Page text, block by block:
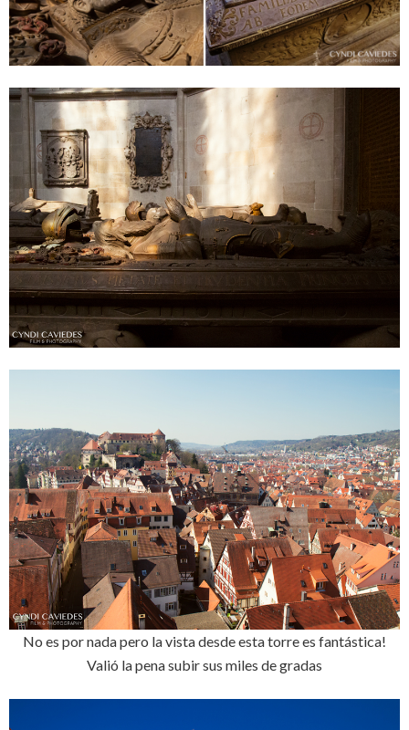
No es por nada pero la vista desde esta torre es fantástica!
Valió la pena subir sus miles de gradas